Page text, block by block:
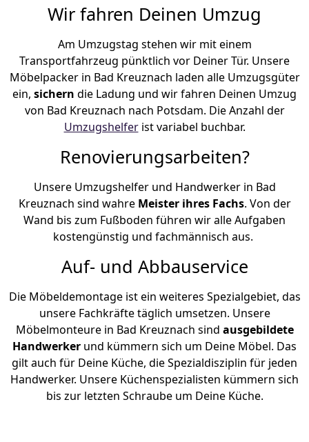
Wir fahren Deinen Umzug
Am Umzugstag stehen wir mit einem
Transportfahrzeug pünktlich vor Deiner Tür. Unsere
Möbelpacker in Bad Kreuznach laden alle Umzugsgüter
ein, sichern die Ladung und wir fahren Deinen Umzug
von Bad Kreuznach nach Potsdam. Die Anzahl der
Umzugshelferist variabel buchbar.
Renovierungsarbeiten?
Unsere Umzugshelfer und Handwerker in Bad
Kreuznach sind wahre Meister ihres Fachs. Von der
Wand bis zum Fußboden führen wir alle Aufgaben
kostengünstig und fachmännisch aus.
Auf- und Abbauservice
Die Möbeldemontage ist ein weiteres Spezialgebiet, das
unsere Fachkräfte täglich umsetzen. Unsere
Möbelmonteure in Bad Kreuznach sind ausgebildete
Handwerker und kümmern sich um Deine Möbel. Das
gilt auch für Deine Küche, die Spezialdisziplin für jeden
Handwerker. Unsere Küchenspezialisten kümmern sich
bis zur letzten Schraube um Deine Küche.